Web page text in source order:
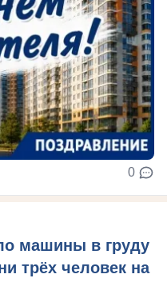
0
машины в груду
трёх человек на